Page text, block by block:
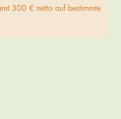
300 € netto auf bestimmte